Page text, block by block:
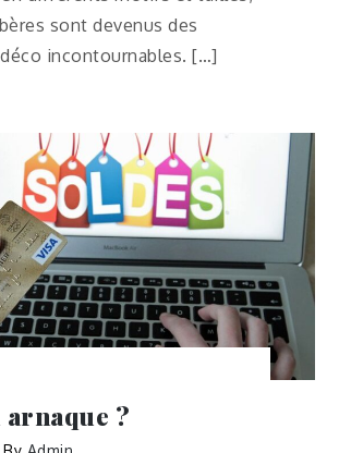
sont devenus des
incontournables. […]
arnaque ?